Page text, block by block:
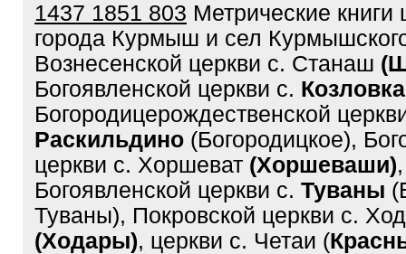
1437 1851 803 Метрические книги
города Курмыш и сел
Вознесенской церкви с. Станаш
Богоявленской церкви с. Козловка
Богородицерождественской
Раскильдино (Богородицкое),
церкви с. Хоршеват (Хоршеваши),
Богоявленской церкви с. Туваны
Туваны), Покровской церкви с.
(Ходары), церкви с. Четаи (